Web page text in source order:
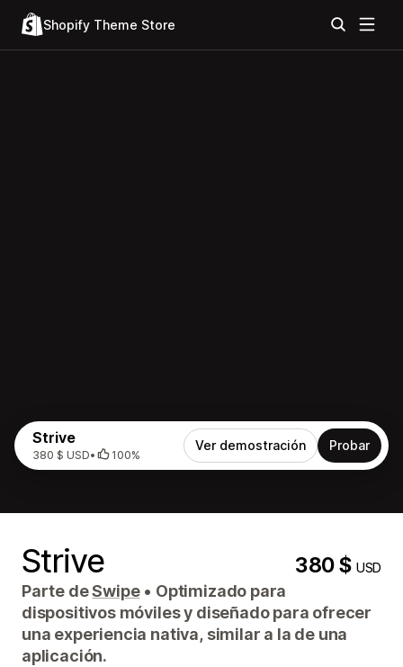
Shopify Theme Store
Strive
380 $ USD• 100%
Ver demostración Probar
Strive 380 $USD
Parte deSwipe • Optimizado para
dispositivos móviles y diseñado para ofrecer
una experiencia nativa, similar a la de una
aplicación.